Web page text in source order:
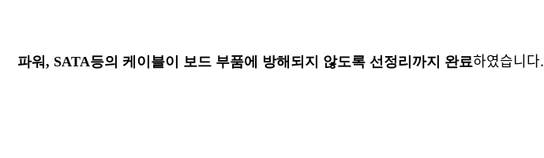
파워, SATA등의 케이블이 보드 부품에 방해되지 않도록 선정리까지 완료하였습니다.